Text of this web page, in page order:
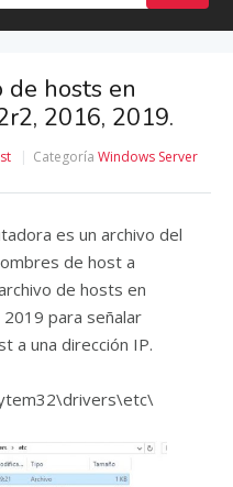
de hosts en
2016, 2019.
Categoría Windows Server
es un archivo del
de host a
de hosts en
para señalar
a una dirección IP.